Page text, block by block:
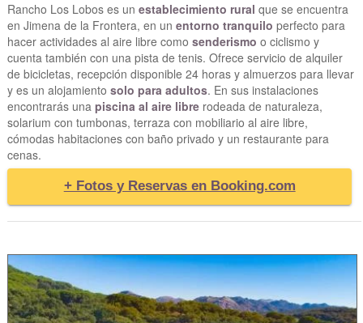
Rancho Los Lobos es un establecimiento rural que se encuentra
en Jimena de la Frontera, en un entorno tranquilo perfecto para
hacer actividades al aire libre como senderismo o ciclismo y
cuenta también con una pista de tenis. Ofrece servicio de alquiler
de bicicletas, recepción disponible 24 horas y almuerzos para llevar
y es un alojamiento solo para adultos. En sus instalaciones
encontrarás una piscina al aire librerodeada de naturaleza,
solarium con tumbonas, terraza con mobiliario al aire libre,
cómodas habitaciones con baño privado y un restaurante para
cenas.
+ Fotos y Reservas en Booking.com